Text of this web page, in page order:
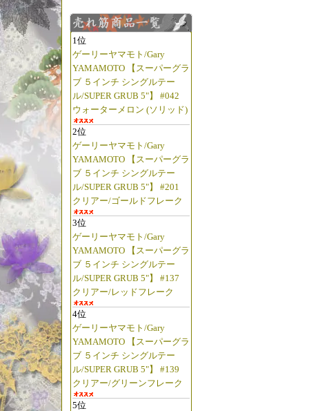
1位
ゲーリーヤマモト/Gary
YAMAMOTO 【スーパーグラ
ブ ５インチ シングルテー
ル/SUPER GRUB 5"】 #042
ウォーターメロン (ソリッド)
2位
ゲーリーヤマモト/Gary
YAMAMOTO 【スーパーグラ
ブ ５インチ シングルテー
ル/SUPER GRUB 5"】 #201
クリアー/ゴールドフレーク
3位
ゲーリーヤマモト/Gary
YAMAMOTO 【スーパーグラ
ブ ５インチ シングルテー
ル/SUPER GRUB 5"】 #137
クリアー/レッドフレーク
4位
ゲーリーヤマモト/Gary
YAMAMOTO 【スーパーグラ
ブ ５インチ シングルテー
ル/SUPER GRUB 5"】 #139
クリアー/グリーンフレーク
5位